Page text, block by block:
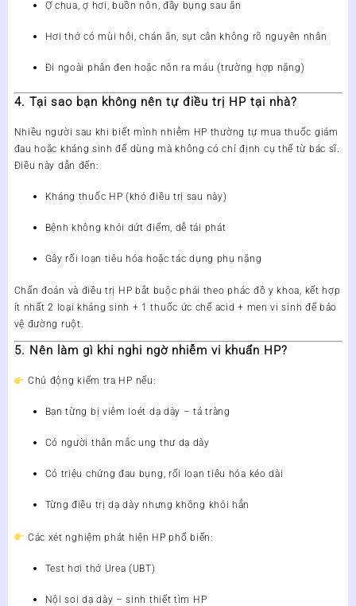
Ợ chua, ợ hơi, buồn nôn, đầy bụng sau ăn
Hơi thở có mùi hôi, chán ăn, sụt cân không rõ nguyên nhân
Đi ngoài phân đen hoặc nôn ra máu (trường hợp nặng)
4. Tại sao bạn không nên tự điều trị HP tại nhà?
Nhiều người sau khi biết mình nhiễm HP thường tự mua thuốc giảm
đau hoặc kháng sinh để dùng mà không có chỉ định cụ thể từ bác sĩ.
Điều này dẫn đến:
Kháng thuốc HP (khó điều trị sau này)
Bệnh không khỏi dứt điểm, dễ tái phát
Gây rối loạn tiêu hóa hoặc tác dụng phụ nặng
Chẩn đoán và điều trị HP bắt buộc phải theo phác đồ y khoa, kết hợp
ít nhất 2 loại kháng sinh + 1 thuốc ức chế acid + men vi sinh để bảo
vệ đường ruột.
5. Nên làm gì khi nghi ngờ nhiễm vi khuẩn HP?
Chủ động kiểm tra HP nếu:
Bạn từng bị viêm loét dạ dày – tá tràng
Có người thân mắc ung thư dạ dày
Có triệu chứng đau bụng, rối loạn tiêu hóa kéo dài
Từng điều trị dạ dày nhưng không khỏi hẳn
Các xét nghiệm phát hiện HP phổ biến:
Test hơi thở Urea (UBT)
Nội soi dạ dày – sinh thiết tìm HP